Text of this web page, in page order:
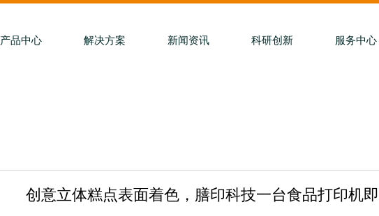
产品中心 解决方案 新闻资讯 科研创新 服务中心
创意立体糕点表面着色，膳印科技一台食品打印机